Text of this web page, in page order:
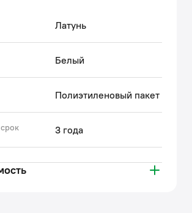
требования большинства
к смесителям IDDIS® – 3
октябрь, 2022
Латунь
Белый
Полиэтиленовый пакет
3 года